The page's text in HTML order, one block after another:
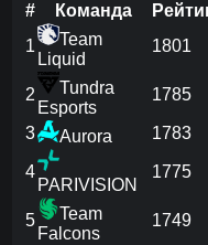
#
Команда
1
Team
Liquid
1801
2
Tundra
Esports
1785
3 Aurora 1783
4
PARIVISION
1775
5
Team
Falcons
1749